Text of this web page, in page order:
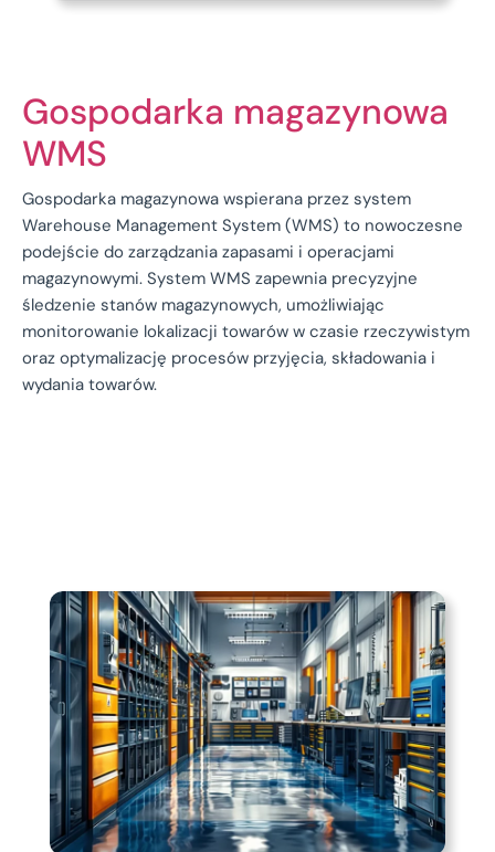
Gospodarka magazynowa
WMS
Gospodarka magazynowa wspierana przez system
Warehouse Management System (WMS) to nowoczesne
podejście do zarządzania zapasami i operacjami
magazynowymi. System WMS zapewnia precyzyjne
śledzenie stanów magazynowych, umożliwiając
monitorowanie lokalizacji towarów w czasie rzeczywistym
oraz optymalizację procesów przyjęcia, składowania i
wydania towarów.